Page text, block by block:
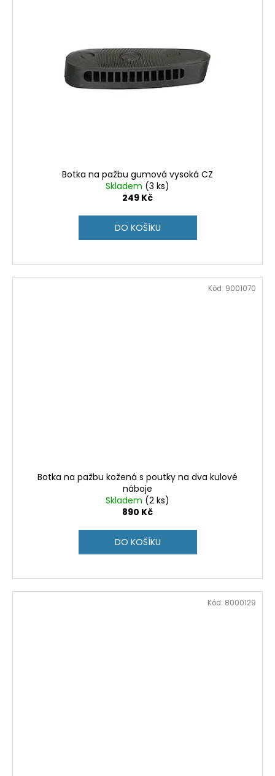
Botka na pažbu gumová vysoká CZ
Skladem (3 ks)
249 Kč
DO KOŠÍKU
Botka na pažbu kožená s poutky na dva kulové
náboje
Skladem (2 ks)
890 Kč
DO KOŠÍKU
Kód: 9001070
Kód: 8000129